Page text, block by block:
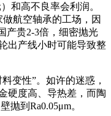
高不良率会利润。
航空轴承的工场，因
产贵2-3倍，细密抛光
出产线小时可能导致整
性”。如许的迷惑，
硬度高、导热差，而陶
抛到Ra0.05μm。